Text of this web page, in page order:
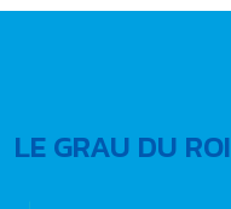
LE GRAU DU ROI